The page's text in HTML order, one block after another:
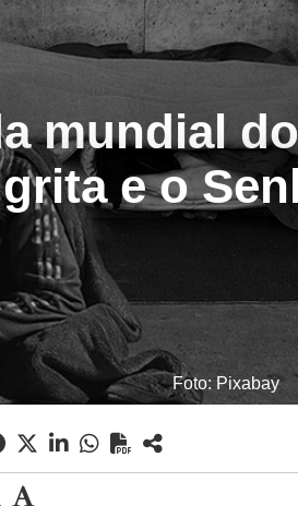
mundial
e o
Foto: Pixabay